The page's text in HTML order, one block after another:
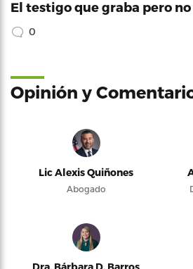
El testigo que graba pero
0
Opinión y
Lic Alexis Quiñones
Abogado
Dra. Bárbara D. Barros